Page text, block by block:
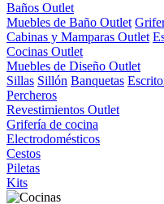
Baños Outlet
Muebles de Baño Outlet
Cabinas y Mamparas Outlet
Cocinas Outlet
Muebles de Diseño Outlet
Sillas Sillón Banquetas
Percheros
Revestimientos Outlet
Grifería de cocina
Electrodomésticos
Cestos
Piletas
Kits